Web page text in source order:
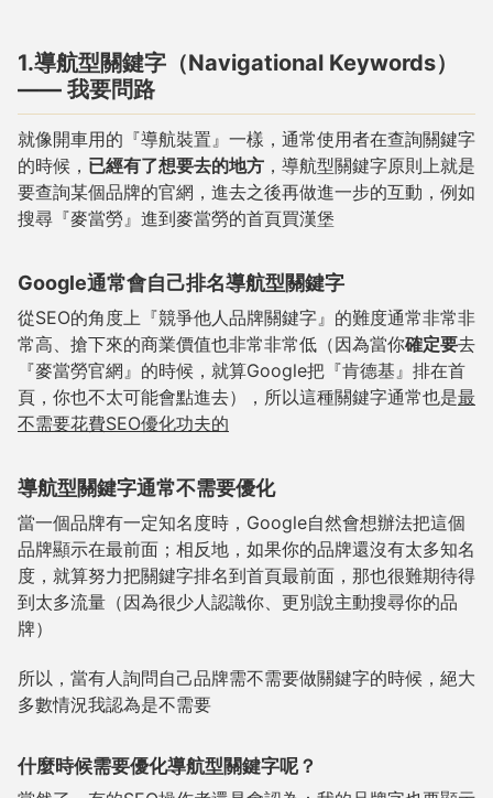
1.導航型關鍵字（Navigational Keywords）
—— 我要問路
就像開車用的『導航裝置』一樣，通常使用者在查詢關鍵字
的時候， 已經有了想要去的地方 ，導航型關鍵字原則上就是
要查詢某個品牌的官網，進去之後再做進一步的互動，例如
搜尋『麥當勞』進到麥當勞的首頁買漢堡
Google通常會自己排名導航型關鍵字
從SEO的角度上『競爭他人品牌關鍵字』的難度通常非常非
常高、搶下來的商業價值也非常非常低（因為當你確定要去
『麥當勞官網』的時候，就算Google把『肯德基』排在首
頁，你也不太可能會點進去），所以這種關鍵字通常也是最
不需要花費SEO優化功夫的
導航型關鍵字通常不需要優化
當一個品牌有一定知名度時，Google自然會想辦法把這個
品牌顯示在最前面；相反地，如果你的品牌還沒有太多知名
度，就算努力把關鍵字排名到首頁最前面，那也很難期待得
到太多流量（因為很少人認識你、更別說主動搜尋你的品
牌）
所以，當有人詢問自己品牌需不需要做關鍵字的時候，絕大
多數情況我認為是不需要
什麼時候需要優化導航型關鍵字呢？